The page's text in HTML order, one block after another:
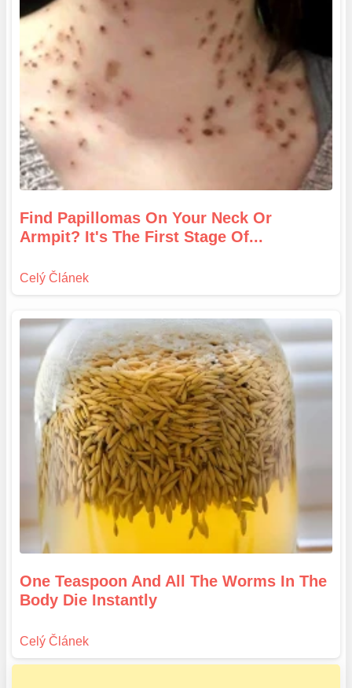
Find Papillomas On Your Neck Or
Armpit? It's The First Stage Of...
One Teaspoon And All The Worms In The
Body Die Instantly